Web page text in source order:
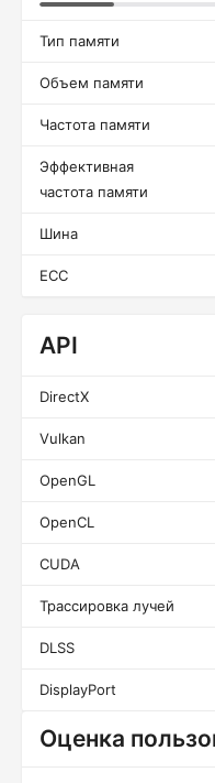
Тип памяти
Объем памяти
Частота памяти
Эффективная
частота памяти
Шина
ECC
API
DirectX
Vulkan
OpenGL
OpenCL
CUDA
Трассировка лучей
DLSS
DisplayPort
Оценка